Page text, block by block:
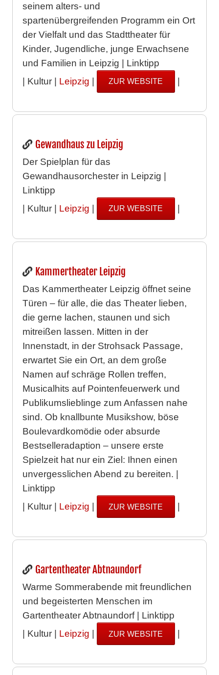
seinem alters- und
spartenübergreifenden Programm ein Ort
der Vielfalt und das Stadttheater für
Kinder, Jugendliche, junge Erwachsene
und Familien in Leipzig | Linktipp
| Kultur | Leipzig | ZUR WEBSITE |
Gewandhaus zu Leipzig
Der Spielplan für das
Gewandhausorchester in Leipzig |
Linktipp
| Kultur | Leipzig | ZUR WEBSITE |
Kammertheater Leipzig
Das Kammertheater Leipzig öffnet seine
Türen – für alle, die das Theater lieben,
die gerne lachen, staunen und sich
mitreißen lassen. Mitten in der
Innenstadt, in der Strohsack Passage,
erwartet Sie ein Ort, an dem große
Namen auf schräge Rollen treffen,
Musicalhits auf Pointenfeuerwerk und
Publikumslieblinge zum Anfassen nahe
sind. Ob knallbunte Musikshow, böse
Boulevardkomödie oder absurde
Bestselleradaption – unsere erste
Spielzeit hat nur ein Ziel: Ihnen einen
unvergesslichen Abend zu bereiten. |
Linktipp
| Kultur | Leipzig | ZUR WEBSITE |
Gartentheater Abtnaundorf
Warme Sommerabende mit freundlichen
und begeisterten Menschen im
Gartentheater Abtnaundorf | Linktipp
| Kultur | Leipzig | ZUR WEBSITE |